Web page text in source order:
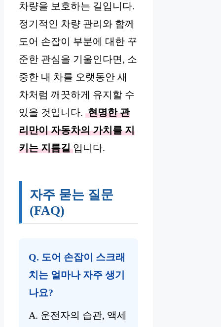
차량을 보호하는 길입니다.
정기적인 차량 관리와 함께
도어 손잡이 부분에 대한 꾸
준한 관심을 기울인다면, 소
중한 내 차를 오랫동안 새
차처럼 깨끗하게 유지할 수
있을 것입니다. 현명한 관
리만이 자동차의 가치를 지
키는 지름길 입니다.
자주 묻는 질문
(FAQ)
Q. 도어 손잡이 스크래
치는 얼마나 자주 생기
나요?
A. 운전자의 습관, 액세